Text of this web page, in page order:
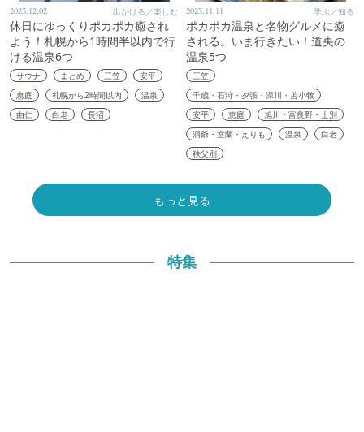
2023.12.02 出かける／楽しむ
休日にゆっくりポカポカ癒され
よう！札幌から1時間半以内で行
ける温泉6つ
サウナ まとめ 三笠
安平
恵庭
札幌から2時間以内
温泉
由仁
白老 長沼
2023.11.11 学ぶ／知る
ポカポカ温泉と名物グルメに癒
される。いま行きたい！道央の
温泉5つ
三笠
千歳・石狩・夕張・深川・苫小牧
安平
恵庭
旭川・富良野・士別
洞爺・室蘭・えりも
温泉
白老
秩父別
もっと見る
特集